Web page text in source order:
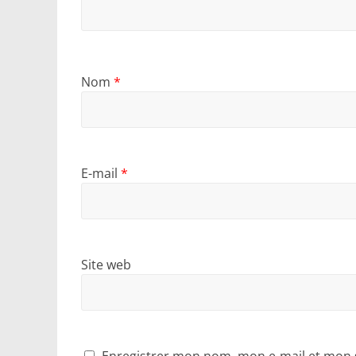
Nom *
E-mail *
Site web